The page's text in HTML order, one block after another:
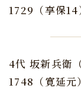
1729（享保14
4代 坂新兵衛
1748（寛延元